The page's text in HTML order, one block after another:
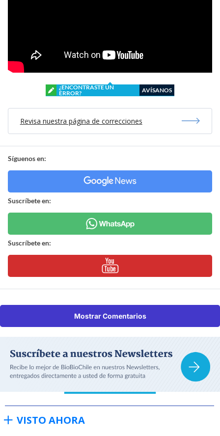
¿ENCONTRASTE UN
ERROR?
AVÍSANOS
Revisa nuestra página de correcciones
Síguenos en:
Suscríbete en:
Suscríbete en:
Mostrar Comentarios
VISTO AHORA